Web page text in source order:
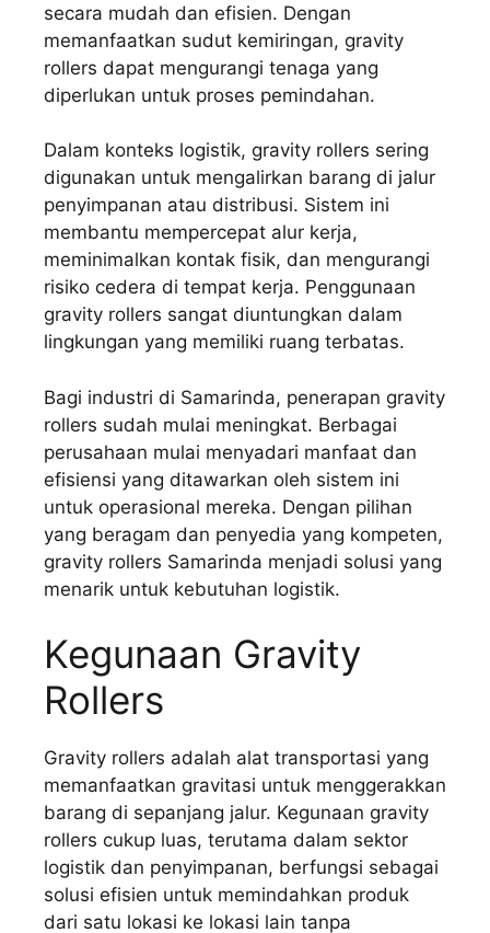
secara mudah dan efisien. Dengan
memanfaatkan sudut kemiringan, gravity
rollers dapat mengurangi tenaga yang
diperlukan untuk proses pemindahan.
Dalam konteks logistik, gravity rollers sering
digunakan untuk mengalirkan barang di jalur
penyimpanan atau distribusi. Sistem ini
membantu mempercepat alur kerja,
meminimalkan kontak fisik, dan mengurangi
risiko cedera di tempat kerja. Penggunaan
gravity rollers sangat diuntungkan dalam
lingkungan yang memiliki ruang terbatas.
Bagi industri di Samarinda, penerapan gravity
rollers sudah mulai meningkat. Berbagai
perusahaan mulai menyadari manfaat dan
efisiensi yang ditawarkan oleh sistem ini
untuk operasional mereka. Dengan pilihan
yang beragam dan penyedia yang kompeten,
gravity rollers Samarinda menjadi solusi yang
menarik untuk kebutuhan logistik.
Kegunaan Gravity
Rollers
Gravity rollers adalah alat transportasi yang
memanfaatkan gravitasi untuk menggerakkan
barang di sepanjang jalur. Kegunaan gravity
rollers cukup luas, terutama dalam sektor
logistik dan penyimpanan, berfungsi sebagai
solusi efisien untuk memindahkan produk
dari satu lokasi ke lokasi lain tanpa